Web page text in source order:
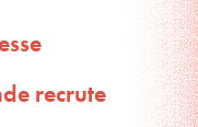
recrute